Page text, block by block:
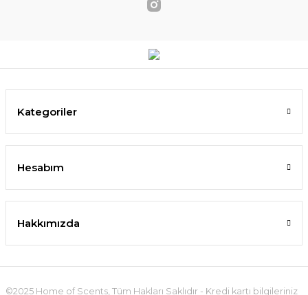
Kategoriler
Hesabım
Hakkımızda
©2025 Home of Scents, Tüm Hakları Saklıdır - Kredi kartı bilgileriniz